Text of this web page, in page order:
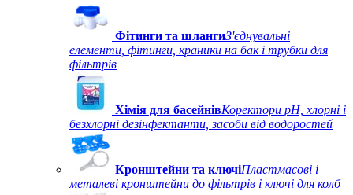
Фітинги та шлангиЗ'єднувальні
елементи, фітинги, краники на бак і трубки для
фільтрів
Хімія для басейнівКоректори рН, хлорні і
безхлорні дезінфектанти, засоби від водоростей
Кронштейни та ключіПластмасові і
металеві кронштейни до фільтрів і ключі для колб